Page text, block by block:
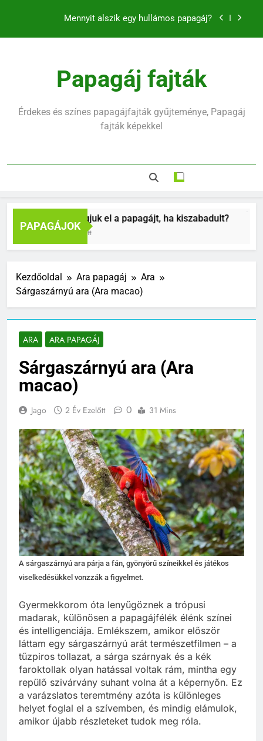
Mennyit alszik egy hullámos papagáj?
Hogyan fogjuk el a papagájt, ha kiszabadult?
Mennyit alszik egy hullámos papagáj?
Papagáj fajták
Érdekes és színes papagájfajták gyűjteménye, Papagáj
fajták képekkel
PAPAGÁJOK
Hogyan fogjuk el a papagájt, ha kiszabadult?
9 Hónap Ezelőtt
Kezdőoldal Ara papagáj
Ara
Sárgaszárnyú ara (Ara macao)
ARA ARA PAPAGÁJ
Sárgaszárnyú ara (Ara
macao)
Jago 2 Év Ezelőtt 0 31 Mins
A sárgaszárnyú ara párja a fán, gyönyörű színeikkel és játékos
viselkedésükkel vonzzák a figyelmet.
Gyermekkorom óta lenyűgöznek a trópusi
madarak, különösen a papagájfélék élénk színei
és intelligenciája. Emlékszem, amikor először
láttam egy sárgaszárnyú arát természetfilmen – a
tűzpiros tollazat, a sárga szárnyak és a kék
faroktollak olyan hatással voltak rám, mintha egy
repülő szivárvány suhant volna át a képernyőn. Ez
a varázslatos teremtmény azóta is különleges
helyet foglal el a szívemben, és mindig elámulok,
amikor újabb részleteket tudok meg róla.